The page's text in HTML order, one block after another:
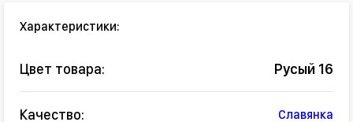
Характеристики:
Цвет товара: Русый 16
Качество: Славянка